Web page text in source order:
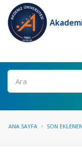
Ara
ANA SAYFA SON